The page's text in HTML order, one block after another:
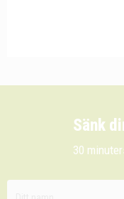
Sänk
30